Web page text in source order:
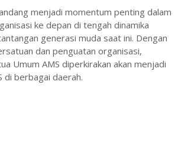
menjadi momentum penting dalam
ke depan di tengah dinamika
generasi muda saat ini. Dengan
dan penguatan organisasi,
Umum AMS diperkirakan akan menjadi
di berbagai daerah.